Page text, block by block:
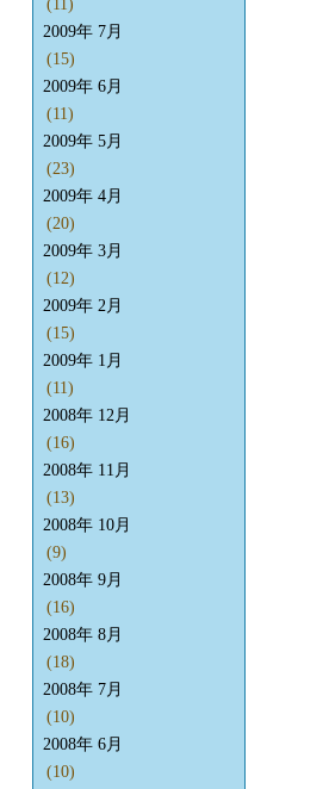
(11)
2009年 7月
(15)
2009年 6月
(11)
2009年 5月
(23)
2009年 4月
(20)
2009年 3月
(12)
2009年 2月
(15)
2009年 1月
(11)
2008年 12月
(16)
2008年 11月
(13)
2008年 10月
(9)
2008年 9月
(16)
2008年 8月
(18)
2008年 7月
(10)
2008年 6月
(10)